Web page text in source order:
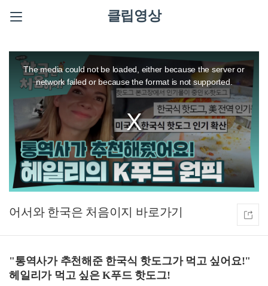
클립영상
modal
window.
The media could not be loaded, either because the server or
network failed or because the format is not supported.
어서와 한국은 처음이지
"통역사가 추천해준 한국식 핫도그가 먹고 싶어요!"
헤일리가 먹고 싶은 K푸드 핫도그!